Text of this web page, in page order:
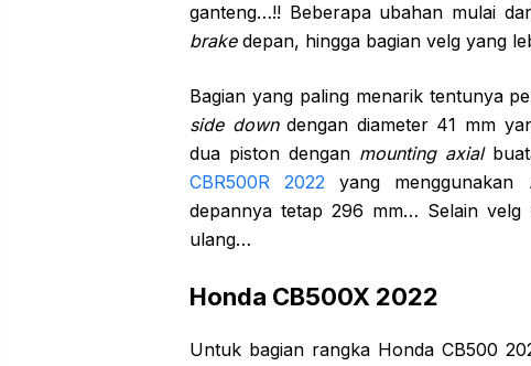
ganteng…!! Beberapa ubahan mulai
brakedepan, hingga bagian velg yang
Bagian yang paling menarik tentunya
side downdengan diameter 41 mm
dua piston dengan mounting axial
CBR500R 2022 yang menggunakan
depannya tetap 296 mm… Selain velg
ulang…
Honda CB500X 2022
Untuk bagian rangka Honda CB500